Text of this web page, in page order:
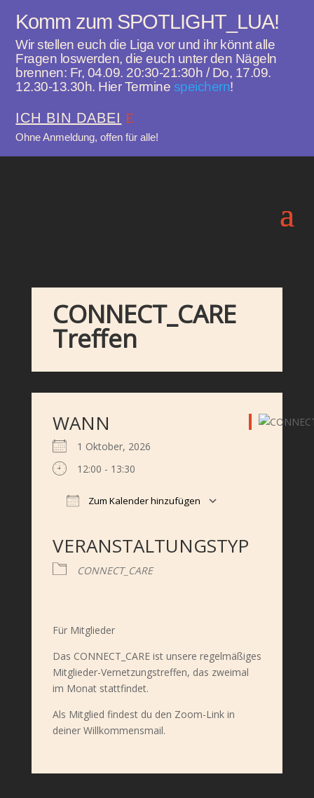
Komm zum SPOTLIGHT_LUA!
Wir stellen euch die Liga vor und ihr könnt alle
Fragen loswerden, die euch unter den Nägeln
brennen: Fr, 04.09. 20:30-21:30h / Do, 17.09.
12.30-13.30h. Hier Termine speichern!
ICH BIN DABEI
Ohne Anmeldung, offen für alle!
CONNECT_CARE
Treffen
WANN
1 Oktober, 2026
12:00 - 13:30
Zum Kalender hinzufügen
VERANSTALTUNGSTYP
CONNECT_CARE
Für Mitglieder
Das CONNECT_CARE ist unsere regelmäßiges
Mitglieder-Vernetzungstreffen, das zweimal
im Monat stattfindet.
Als Mitglied findest du den Zoom-Link in
deiner Willkommensmail.